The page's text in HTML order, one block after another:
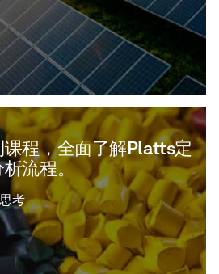
程，全面了解Platts定
流程。
考